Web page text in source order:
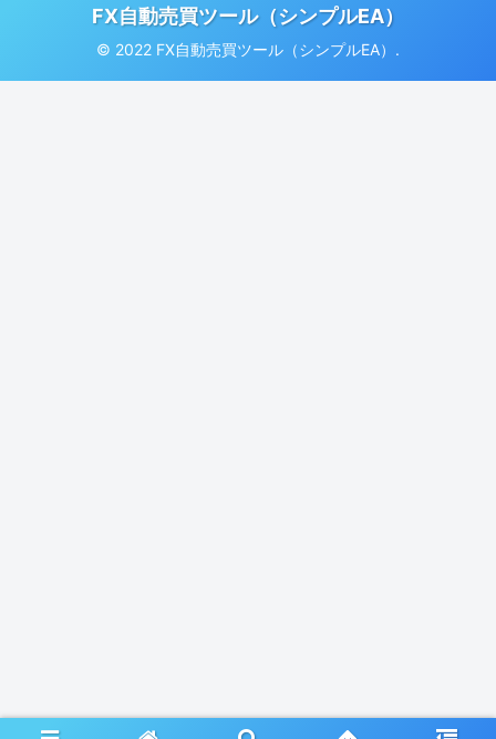
FX自動売買ツール（シンプルEA）
© 2022 FX自動売買ツール（シンプルEA）.